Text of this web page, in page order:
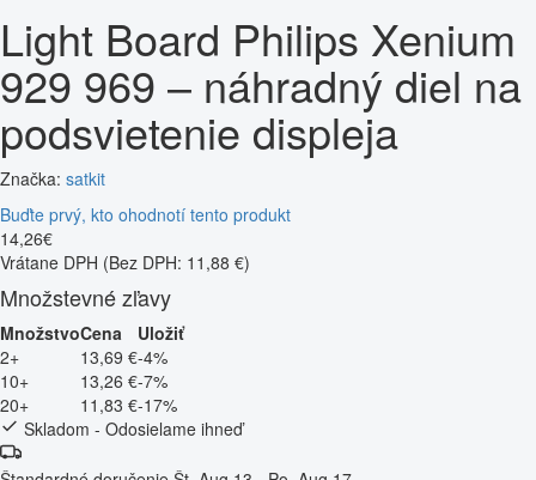
Light Board Philips Xenium
929 969 – náhradný diel na
podsvietenie displeja
Značka: satkit
Buďte prvý, kto ohodnotí tento produkt
14,26€
Vrátane DPH (Bez DPH: 11,88 €)
Množstevné zľavy
MnožstvoCena
Uložiť
2+
13,69 €-4%
10+
13,26 €-7%
20+
11,83 €-17%
Skladom - Odosielame ihneď